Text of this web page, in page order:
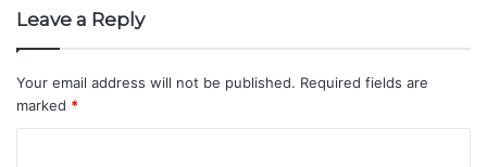
Leave a Reply
Your email address will not be published. Required fields are
marked *